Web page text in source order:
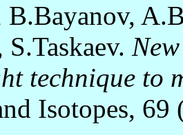
technique to
Isotopes,